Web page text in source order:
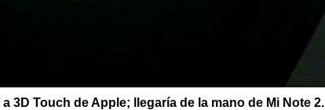
Touch de Apple; llegaría de la mano de Mi Note 2.